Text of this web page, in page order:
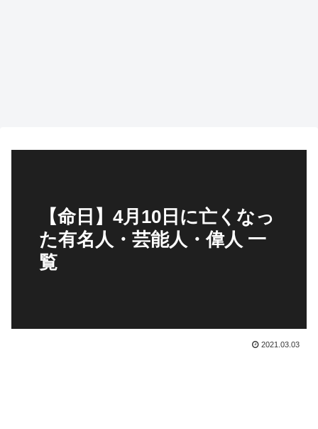
【命日】4月10日に亡くなっ
た有名人・芸能人・偉人 一
覧
2021.03.03